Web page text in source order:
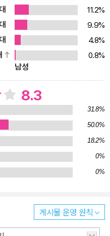
11.2%
9.9%
4.8%
0.8%
남성
8.3
31.8%
50.0%
18.2%
0%
0%
게시물 운영 원칙